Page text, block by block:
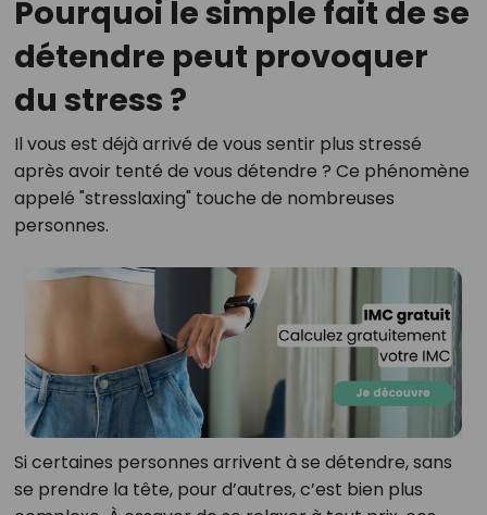
Pourquoi le simple fait de se
détendre peut provoquer
du stress ?
Il vous est déjà arrivé de vous sentir plus stressé
après avoir tenté de vous détendre ? Ce phénomène
appelé "stresslaxing" touche de nombreuses
personnes.
Si certaines personnes arrivent à se détendre, sans
se prendre la tête, pour d’autres, c’est bien plus